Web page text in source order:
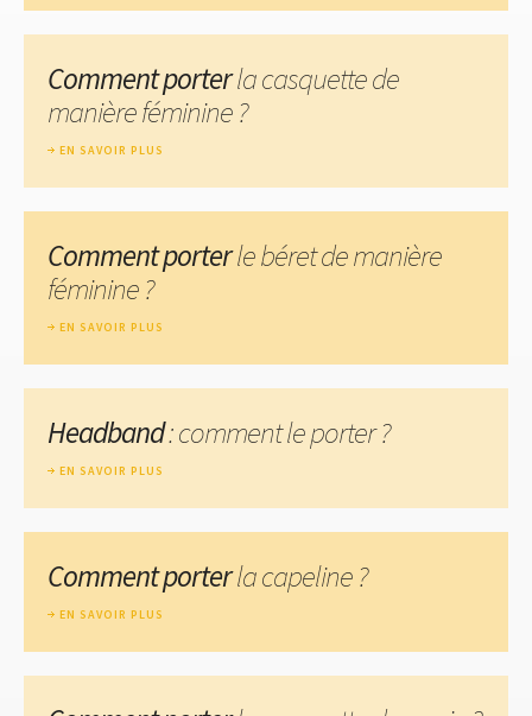
Comment porterla casquette de
manière féminine ?
EN SAVOIR PLUS
Comment porterle béret de manière
féminine ?
EN SAVOIR PLUS
Headband: comment le porter ?
EN SAVOIR PLUS
Comment porterla capeline ?
EN SAVOIR PLUS